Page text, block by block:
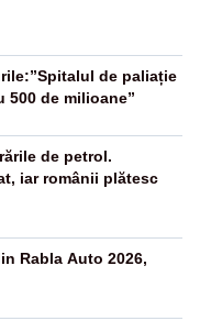
de paliație
500 de milioane”
de petrol.
iar românii plătesc
Rabla Auto 2026,